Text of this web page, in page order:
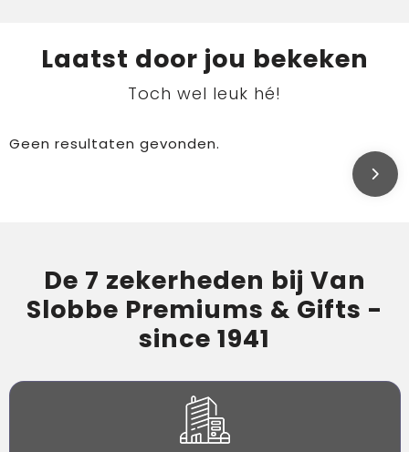
Laatst door jou bekeken
Toch wel leuk hé!
Geen resultaten gevonden.
De 7 zekerheden bij Van
Slobbe Premiums & Gifts -
since 1941